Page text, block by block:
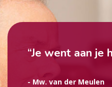
“Je went aan je
- Mw. van der Meulen